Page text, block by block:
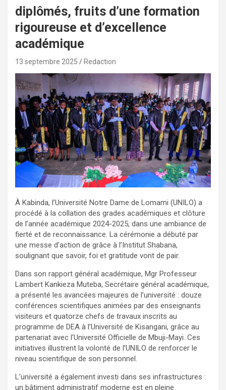
diplômés, fruits d’une formation
rigoureuse et d’excellence
académique
13 septembre 2025 Redaction
À Kabinda, l’Université Notre Dame de Lomami (UNILO) a
procédé à la collation des grades académiques et clôture
de l’année académique 2024-2025, dans une ambiance de
fierté et de reconnaissance. La cérémonie a débuté par
une messe d’action de grâce à l’Institut Shabana,
soulignant que savoir, foi et gratitude vont de pair.
Dans son rapport général académique, Mgr Professeur
Lambert Kankieza Muteba, Secrétaire général académique,
a présenté les avancées majeures de l’université : douze
conférences scientifiques animées par des enseignants
visiteurs et quatorze chefs de travaux inscrits au
programme de DEA à l’Université de Kisangani, grâce au
partenariat avec l’Université Officielle de Mbuji-Mayi. Ces
initiatives illustrent la volonté de l’UNILO de renforcer le
niveau scientifique de son personnel.
L’université a également investi dans ses infrastructures :
un bâtiment administratif moderne est en pleine